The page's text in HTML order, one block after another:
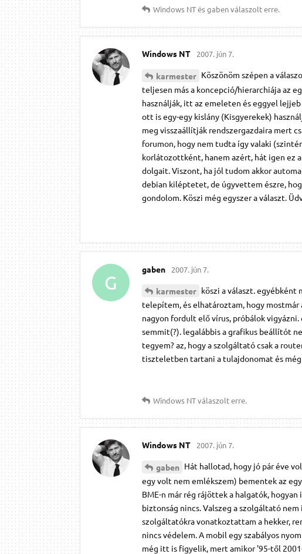
Windows NTésgabenválaszolt erre.
Windows NT 2007. jún 7.
karmester Köszönöm szépen a
teljesen más a koncepció/hierarchiája az
használják, itt az emeleten és eggyel
ott is egy-egy kislány (Kisgyerekek)
meg visszaállítják rendszergazdaira mert
forumon, hogy nem tudta így valaki
korlátozottként, hanem azért, hát igen ez
dolgait. Viszont, ha jól tudom akkor
debian kiléptetet, de úgyvettem észre,
gondolom. Köszi még egyszer a választ.
G
gaben 2007. jún 7.
karmester köszi a választ.
telepítem, és elhatároztam, hogy
nagyon fordult elő vírus, próbálok
semmit(?). legalábbis a grafikus beállítót
tegyem? az, hogy a szolgáltató csak a
tiszteletben tartani a tulajdonomat és
Windows NTválaszolt erre.
Windows NT 2007. jún 7.
gaben Hát hallotad, hogy jó pár éve
egy volt nem emlékszem) bementek az
BME-n már rég rájöttek a halgatók,
biztonság nincs. Valszeg a szolgáltató
szolgáltatókra vonatkoztattam a hekker,
nincs védelem. A mobil egy szabályos
még itt is figyelik, mert amikor '95-től